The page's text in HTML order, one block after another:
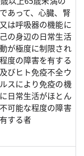
あって、心臓、腎
は呼吸器の機能に
の身辺の日常生活
が極度に制限され
度の障害を有する
びヒト免疫不全ウ
スにより免疫の機
日常生活がほとん
可能な程度の障害
する者